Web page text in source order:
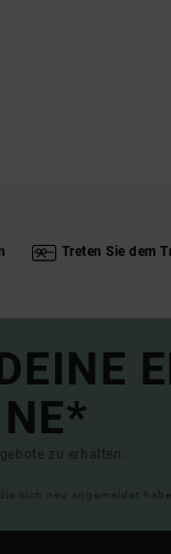
Treten Sie dem
zu erhalten.
sich neu angemeldet